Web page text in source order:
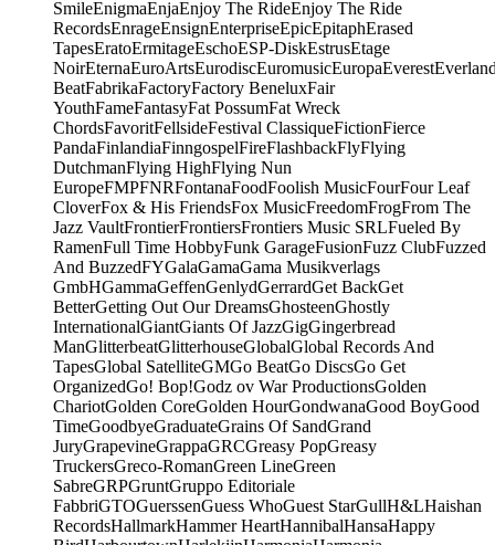
SmileEnigmaEnjaEnjoy The RideEnjoy The Ride
RecordsEnrageEnsignEnterpriseEpicEpitaphErased
TapesEratoErmitageEschoESP-DiskEstrusEtage
NoirEternaEuroArtsEurodiscEuromusicEuropaEverest
BeatFabrikaFactoryFactory BeneluxFair
YouthFameFantasyFat PossumFat Wreck
ChordsFavoritFellsideFestival ClassiqueFictionFierce
PandaFinlandiaFinngospelFireFlashbackFlyFlying
DutchmanFlying HighFlying Nun
EuropeFMPFNRFontanaFoodFoolish MusicFourFour Leaf
CloverFox & His FriendsFox MusicFreedomFrogFrom The
Jazz VaultFrontierFrontiersFrontiers Music SRLFueled By
RamenFull Time HobbyFunk GarageFusionFuzz ClubFuzzed
And BuzzedFYGalaGamaGama Musikverlags
GmbHGammaGeffenGenlydGerrardGet BackGet
BetterGetting Out Our DreamsGhosteenGhostly
InternationalGiantGiants Of JazzGigGingerbread
ManGlitterbeatGlitterhouseGlobalGlobal Records And
TapesGlobal SatelliteGMGo BeatGo DiscsGo Get
OrganizedGo! Bop!Godz ov War ProductionsGolden
ChariotGolden CoreGolden HourGondwanaGood BoyGood
TimeGoodbyeGraduateGrains Of SandGrand
JuryGrapevineGrappaGRCGreasy PopGreasy
TruckersGreco-RomanGreen LineGreen
SabreGRPGruntGruppo Editoriale
FabbriGTOGuerssenGuess WhoGuest StarGullH&LHaishan
RecordsHallmarkHammer HeartHannibalHansaHappy